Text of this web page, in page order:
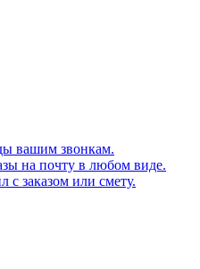
вашим звонкам.
на почту в любом виде.
с заказом или смету.